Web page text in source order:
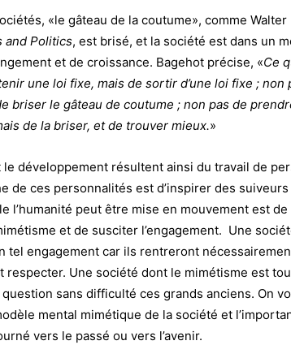
«le gâteau de la coutume», comme Walter
and Politics, est brisé, et la société est dans un
et de croissance. Bagehot précise, «Ce
une loi fixe, mais de sortir d’une loi fixe ;
briser le gâteau de coutume ; non pas de
de la briser, et de trouver mieux.»
le développement résultent ainsi du travail de
de ces personnalités est d’inspirer des
l’humanité peut être mise en mouvement est
et de susciter l’engagement. Une
tel engagement car ils rentreront
respecter. Une société dont le mimétisme est
sans difficulté ces grands anciens. On
mental mimétique de la société et
vers le passé ou vers l’avenir.